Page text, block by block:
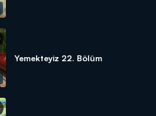
Yemekteyiz 22. Bölüm